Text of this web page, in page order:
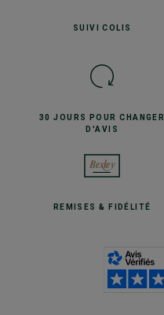
SUIVICOLIS
30 JOURS POURCHANGER
D'AVIS
REMISES& FIDÉLITÉ